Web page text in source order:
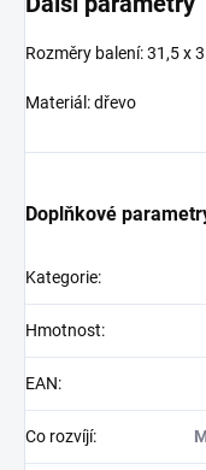
Rozměry balení: 31,5 x
Materiál: dřevo
Doplňkové
Kategorie:
Hmotnost:
EAN:
Co rozvíjí: